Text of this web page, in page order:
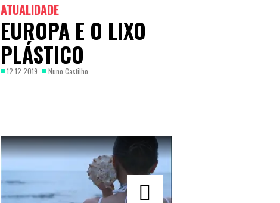
ATUALIDADE
EUROPA E O LIXO
PLÁSTICO
12.12.2019 Nuno Castilho